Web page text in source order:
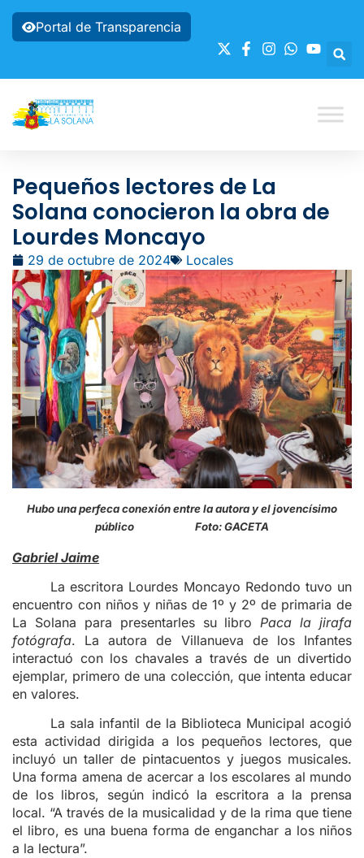
Portal de Transparencia
Pequeños lectores de La
Solana conocieron la obra de
Lourdes Moncayo
29 de octubre de 2024 Locales
Hubo una perfeca conexión entre la autora y el jovencísimo
público Foto: GACETA
Gabriel Jaime
La escritora Lourdes Moncayo Redondo tuvo un
encuentro con niños y niñas de 1º y 2º de primaria de
La Solana para presentarles su libroPaca la jirafa
fotógrafa. La autora de Villanueva de los Infantes
interactuó con los chavales a través de un divertido
ejemplar, primero de una colección, que intenta educar
en valores.
La sala infantil de la Biblioteca Municipal acogió
esta actividad dirigida a los pequeños lectores, que
incluyó un taller de pintacuentos y juegos musicales.
Una forma amena de acercar a los escolares al mundo
de los libros, según indicó la escritora a la prensa
local. “A través de la musicalidad y de la rima que tiene
el libro, es una buena forma de enganchar a los niños
a la lectura”.